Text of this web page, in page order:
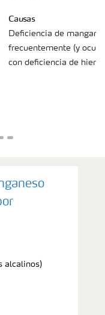
Causas
Deficiencia de
frecuentemente (y
con deficiencia de
alcalinos)